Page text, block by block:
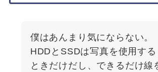
僕はあんまり気にならない。
HDDとSSDは写真を使用する
ときだけだし、できるだけ線